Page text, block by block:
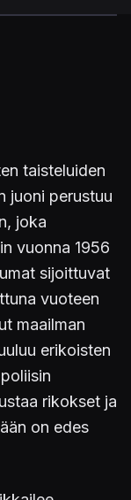
taisteluiden
juoni perustuu
joka
vuonna 1956
sijoittuvat
vuoteen
maailman
erikoisten
rikokset ja
on edes